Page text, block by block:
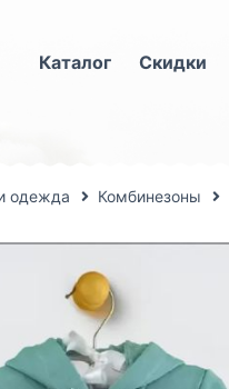
Каталог Скидки
одежда Комбинезоны